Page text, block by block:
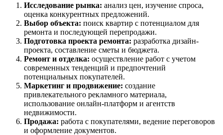
Исследование рынка: анализ цен, изучение спроса,
оценка конкурентных предложений.
Выбор объекта: поиск квартир с потенциалом для
ремонта и последующей перепродажи.
Подготовка проекта ремонта: разработка дизайн-
проекта, составление сметы и бюджета.
Ремонт и отделка: осуществление работ с учетом
современных тенденций и предпочтений
потенциальных покупателей.
Маркетинг и продвижение: создание
привлекательного рекламного материала,
использование онлайн-платформ и агентств
недвижимости.
Продажа: работа с покупателями, ведение переговоров
и оформление документов.